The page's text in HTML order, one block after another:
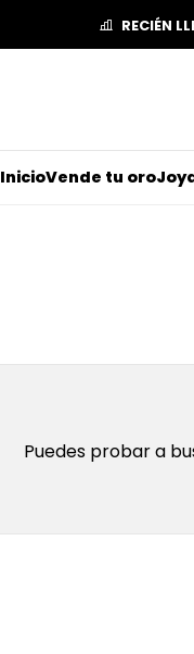
InicioVende tu oro
RECIÉN
Puedes probar a